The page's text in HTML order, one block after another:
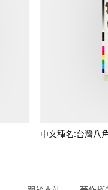
中文種名:台灣八